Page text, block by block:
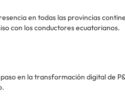
en todas las provincias
con los conductores ecuatorianos.
en la transformación digital de